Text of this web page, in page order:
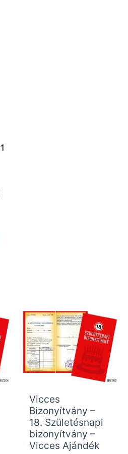
Vicces
Bizonyítvány –
18. Születésnapi
bizonyítvány –
Vicces Ajándék